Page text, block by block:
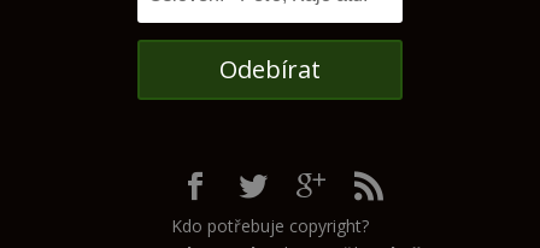
Odebírat
Kdo potřebuje copyright?